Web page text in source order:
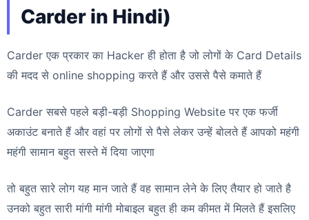
Carder in Hindi)
Carder एक प्रकार का Hacker ही होता है जो लोगों के Card Details
की मदद से online shopping करते हैं और उससे पैसे कमाते हैं
Carder सबसे पहले बड़ी-बड़ी Shopping Website पर एक फर्जी
अकाउंट बनाते हैं और वहां पर लोगों से पैसे लेकर उन्हें बोलते हैं आपको महंगी
महंगी सामान बहुत सस्ते में दिया जाएगा
तो बहुत सारे लोग यह मान जाते हैं वह सामान लेने के लिए तैयार हो जाते है
उनको बहुत सारी मांगी मांगी मोबाइल बहुत ही कम कीमत में मिलते हैं इसलिए